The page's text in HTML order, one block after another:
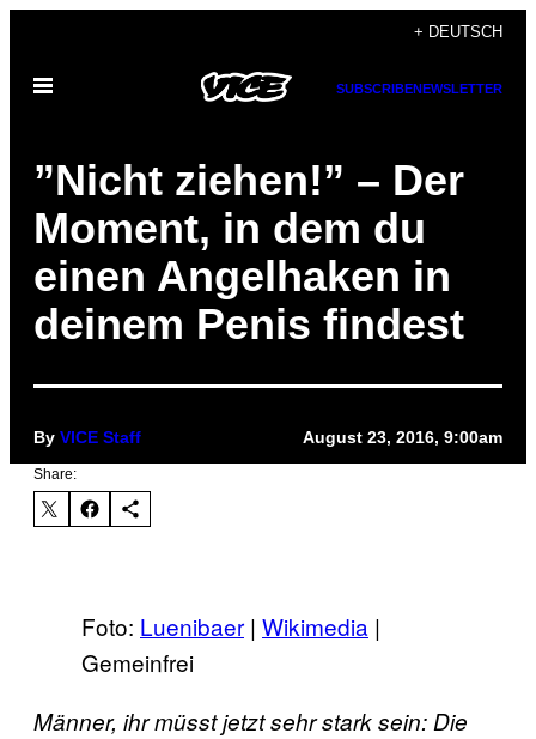
content
+ DEUTSCH
Open
SUBSCRIBENEWSLETTER
​”Nicht ziehen!” – Der
Moment, in dem du
einen Angelhaken in
deinem Penis findest
By VICE Staff August 23, 2016, 9:00am
Share:
Foto: Luenibaer | Wikimedia |
Gemeinfrei
Männer, ihr müsst jetzt sehr stark sein: Die